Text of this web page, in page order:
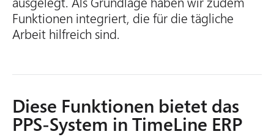
Funktionen integriert, die für die tägliche
Arbeit hilfreich sind.
Diese Funktionen bietet das
PPS-System in TimeLine ERP